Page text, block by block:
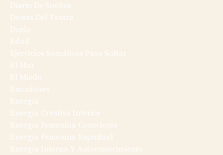
Diario De Sueños
Diosas Del Tantra
Duelo
Edad
Ejercicios Somáticos Para Soltar
El Mar
El Miedo
Emociones
Energía
Energía Creativa Interior
Energía Femenina Consciente
Energía Femenina Espiritual
Energía Interna Y Autoconocimiento